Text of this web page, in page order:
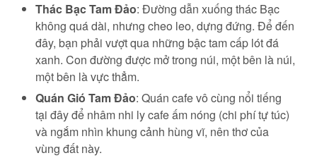
Thác Bạc Tam Đảo: Đường dẫn xuống thác Bạc
không quá dài, nhưng cheo leo, dựng đứng. Để đến
đây, bạn phải vượt qua những bậc tam cấp lót đá
xanh. Con đường được mở trong núi, một bên là núi,
một bên là vực thẳm.
Quán Gió Tam Đảo: Quán cafe vô cùng nổi tiếng
tại đây để nhâm nhi ly cafe ấm nóng (chi phí tự túc)
và ngắm nhìn khung cảnh hùng vĩ, nên thơ của
vùng đất này.